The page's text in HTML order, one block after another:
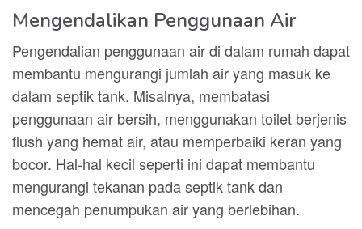
Mengendalikan Penggunaan Air
Pengendalian penggunaan air di dalam rumah dapat
membantu mengurangi jumlah air yang masuk ke
dalam septik tank. Misalnya, membatasi
penggunaan air bersih, menggunakan toilet berjenis
flush yang hemat air, atau memperbaiki keran yang
bocor. Hal-hal kecil seperti ini dapat membantu
mengurangi tekanan pada septik tank dan
mencegah penumpukan air yang berlebihan.